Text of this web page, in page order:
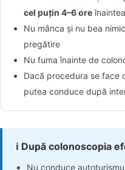
cel puțin 4–6 ore
Nu mânca și nu bea
pregătire
Nu fuma înainte de
Dacă procedura se face
putea conduce după
ℹ️ După colonoscopia
Nu conduce